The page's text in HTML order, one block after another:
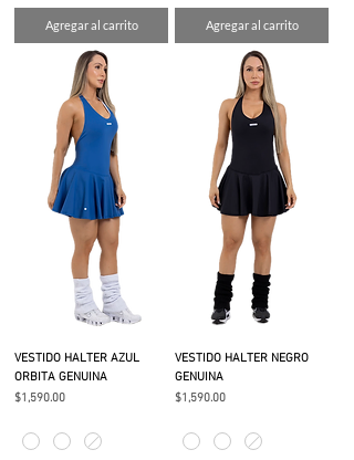
Agregar al carrito Agregar al carrito
VESTIDO HALTER AZUL
ORBITA GENUINA
Precio
$1,590.00
VESTIDO HALTER NEGRO
GENUINA
Precio
$1,590.00